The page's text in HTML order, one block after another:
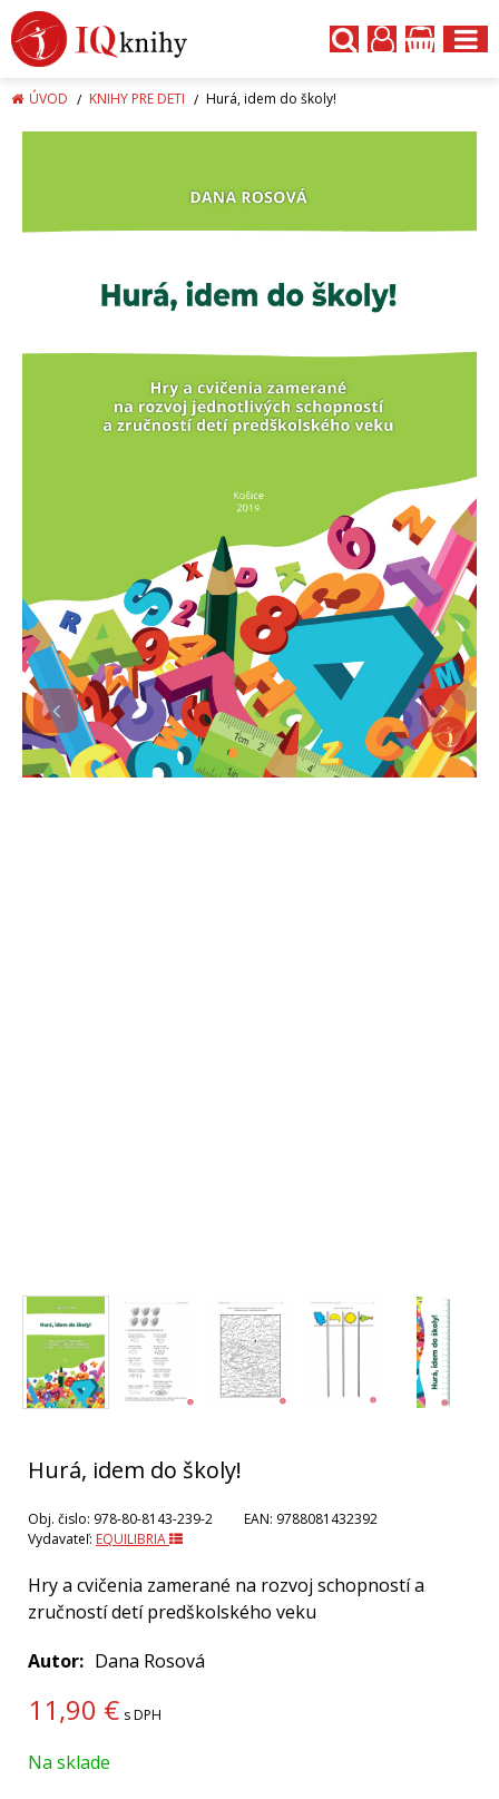
ÚVOD KNIHY PRE DETI Hurá, idem do školy!
Hurá, idem do školy!
Obj. čislo: 978-80-8143-239-2 EAN: 9788081432392
Vydavateľ: EQUILIBRIA
Hry a cvičenia zamerané na rozvoj schopností a
zručností detí predškolského veku
Autor
Dana Rosová
11,90 € s DPH
Na sklade